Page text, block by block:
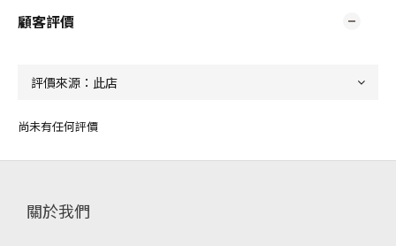
顧客評價
尚未有任何評價
關於我們